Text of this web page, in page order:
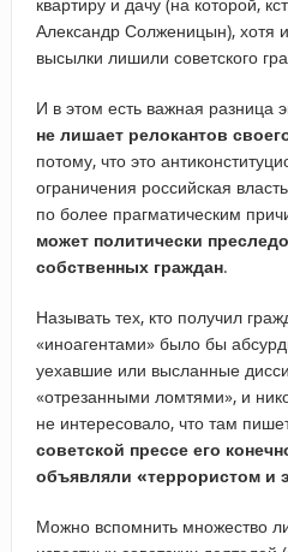
Александр Солженицын), хотя
высылки лишили советского
И в этом есть важная разница
не лишает релокантов
потому, что это
ограничения российская
по более прагматическим
может политически
собственных граждан.
Называть тех, кто получил
«иноагентами» было бы
уехавшие или высланные
«отрезанными ломтями», и
не интересовало, что там
советской прессе его
объявляли «террористом и
Можно вспомнить множество